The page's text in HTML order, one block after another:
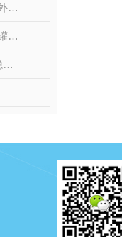
四川液氮罐意外警示：..防范需加强
涉事四川液氮罐公司被责令整改
四川液氮罐..隐患调查报告发布